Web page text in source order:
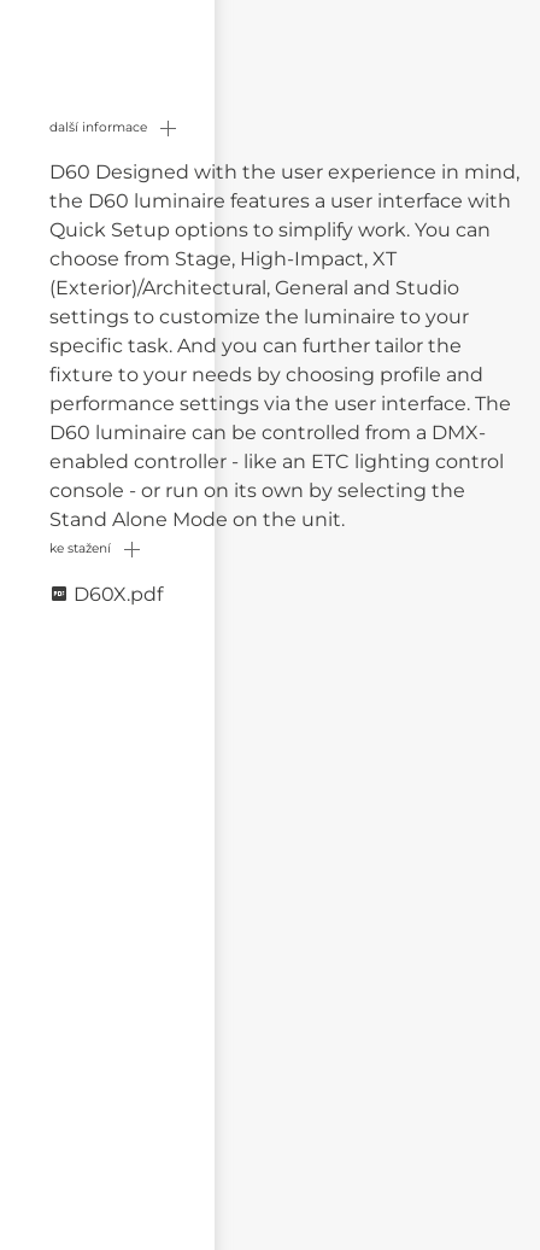
další informace
D60 Designed with the user experience in mind,
the D60 luminaire features a user interface with
Quick Setup options to simplify work. You can
choose from Stage, High-Impact, XT
(Exterior)/Architectural, General and Studio
settings to customize the luminaire to your
specific task. And you can further tailor the
fixture to your needs by choosing profile and
performance settings via the user interface. The
D60 luminaire can be controlled from a DMX-
enabled controller - like an ETC lighting control
console - or run on its own by selecting the
Stand Alone Mode on the unit.
ke stažení
D60X.pdf